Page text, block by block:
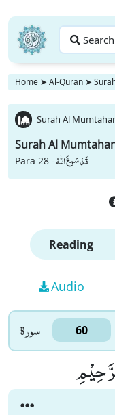
Search
Home ➤ Al-Quran ➤
Surah Al
Surah Al
Para 28 -قَدْ سَمِعَ اللّٰهُ
Reading
Audio
سورۃ 60